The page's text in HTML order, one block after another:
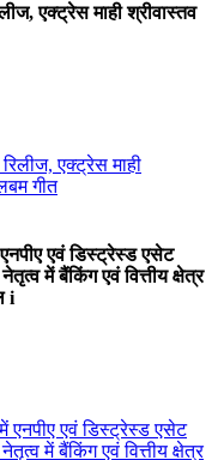
एक्ट्रेस माही श्रीवास्तव
एवं डिस्ट्रेस्ड एसेट
में बैंकिंग एवं वित्तीय क्षेत्र
i